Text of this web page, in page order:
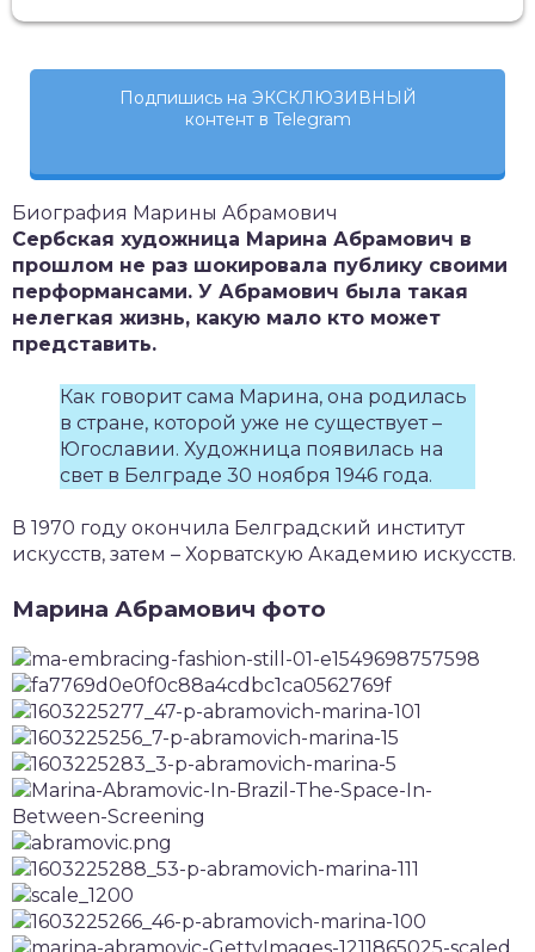
Подпишись на ЭКСКЛЮЗИВНЫЙ
контент в Telegram
Биография Марины Абрамович
Сербская художница Марина Абрамович в
прошлом не раз шокировала публику своими
перформансами. У Абрамович была такая
нелегкая жизнь, какую мало кто может
представить.
Как говорит сама Марина, она родилась
в стране, которой уже не существует –
Югославии. Художница появилась на
свет в Белграде 30 ноября 1946 года.
В 1970 году окончила Белградский институт
искусств, затем – Хорватскую Академию искусств.
Марина Абрамович фото